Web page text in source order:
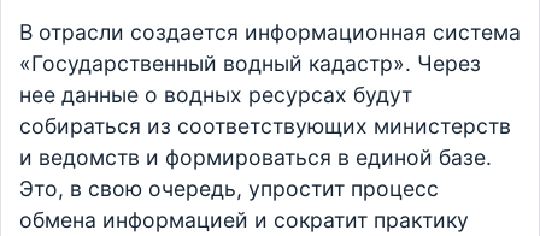
В отрасли создается информационная система
«Государственный водный кадастр». Через
нее данные о водных ресурсах будут
собираться из соответствующих министерств
и ведомств и формироваться в единой базе.
Это, в свою очередь, упростит процесс
обмена информацией и сократит практику